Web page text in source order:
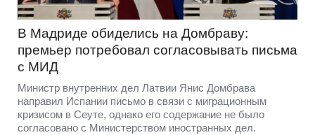
В Мадриде обиделись на Домбраву:
премьер потребовал согласовывать письма
с МИД
Министр внутренних дел Латвии Янис Домбрава
направил Испании письмо в связи с миграционным
кризисом в Сеуте, однако его содержание не было
согласовано с Министерством иностранных дел.